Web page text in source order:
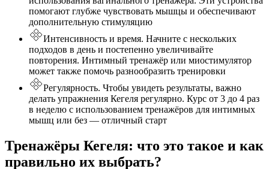
помогают глубже чувствовать мышцы и обеспечивают
дополнительную стимуляцию
Интенсивность и время. Начните с нескольких
подходов в день и постепенно увеличивайте
повторения. Интимный тренажёр или миостимулятор
может также помочь разнообразить тренировки
Регулярность. Чтобы увидеть результаты, важно
делать упражнения Кегеля регулярно. Курс от 3 до 4 раз
в неделю с использованием тренажёров для интимных
мышц или без — отличный старт
Тренажёры Кегеля: что это такое и как
правильно их выбрать?